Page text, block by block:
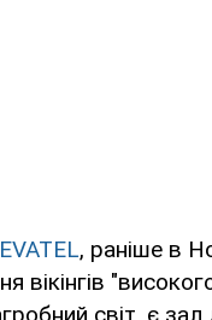
, раніше в
вікінгів
світ, є